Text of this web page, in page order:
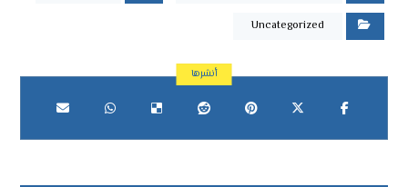
Uncategorized